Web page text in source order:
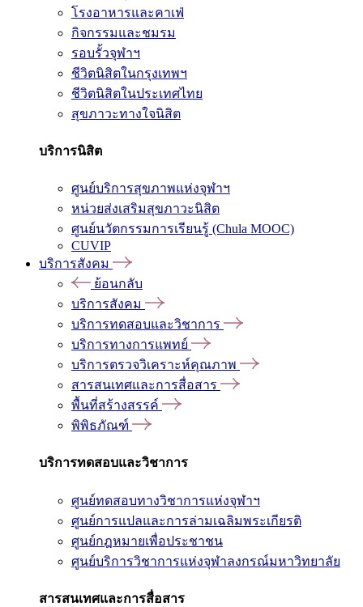
โรงอาหารและคาเฟ่
กิจกรรมและชมรม
รอบรั้วจุฬาฯ
ชีวิตนิสิตในกรุงเทพฯ
ชีวิตนิสิตในประเทศไทย
สุขภาวะทางใจนิสิต
บริการนิสิต
ศูนย์บริการสุขภาพแห่งจุฬาฯ
หน่วยส่งเสริมสุขภาวะนิสิต
ศูนย์นวัตกรรมการเรียนรู้ (Chula MOOC)
CUVIP
บริการสังคม
ย้อนกลับ
บริการสังคม
บริการทดสอบและวิชาการ
บริการทางการแพทย์
บริการตรวจวิเคราะห์คุณภาพ
สารสนเทศและการสื่อสาร
พื้นที่สร้างสรรค์
พิพิธภัณฑ์
บริการทดสอบและวิชาการ
ศูนย์ทดสอบทางวิชาการแห่งจุฬาฯ
ศูนย์การแปลและการล่ามเฉลิมพระเกียรติ
ศูนย์กฎหมายเพื่อประชาชน
ศูนย์บริการวิชาการแห่งจุฬาลงกรณ์มหาวิทยาลัย
สารสนเทศและการสื่อสาร